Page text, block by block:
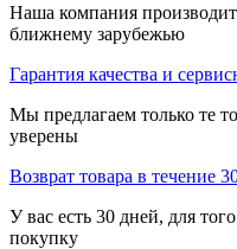
Наша компания
ближнему зарубежью
Гарантия качества и
Мы предлагаем только те
уверены
Возврат товара в течение
У вас есть 30 дней, для
покупку